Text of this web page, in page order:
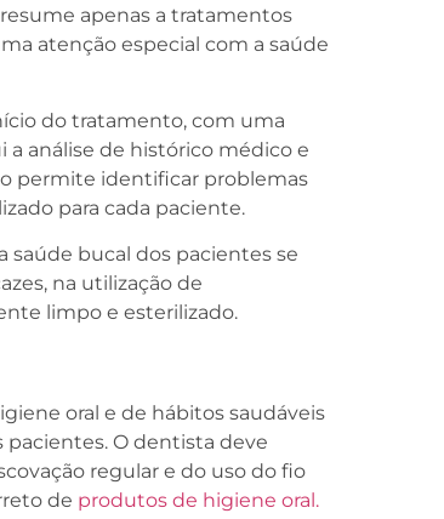
apenas a tratamentos
atenção especial com a saúde
do tratamento, com uma
a análise de histórico médico e
permite identificar problemas
para cada paciente.
bucal dos pacientes se
na utilização de
limpo e esterilizado.
oral e de hábitos saudáveis
O dentista deve
regular e do uso do fio
de produtos de higiene oral.